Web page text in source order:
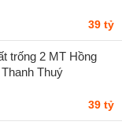
39 tỷ
trống 2 MT Hồng
Thuý
39 tỷ